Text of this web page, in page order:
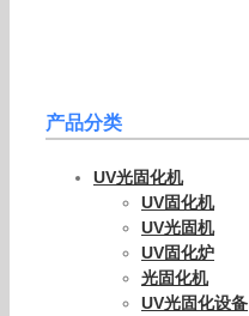
产品分类
UV光固化机
UV固化机
UV光固机
UV固化炉
光固化机
UV光固化设备